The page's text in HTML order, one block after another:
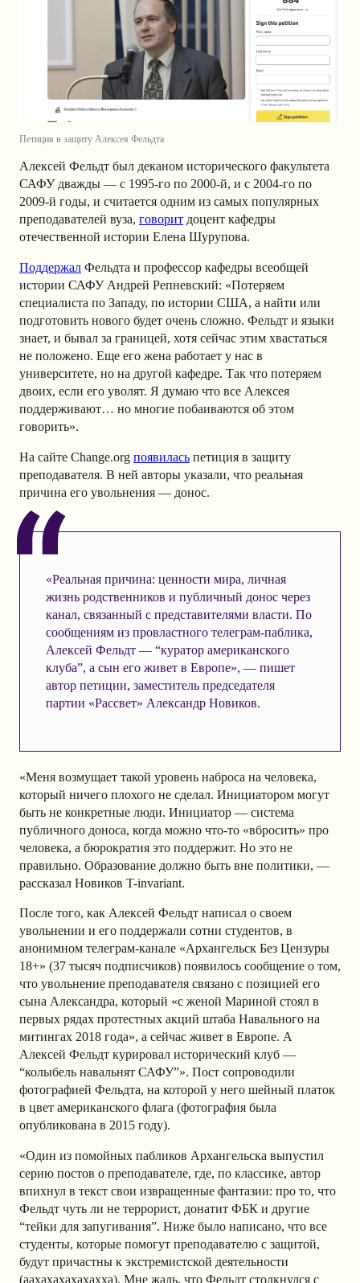
Петиция в защиту Алексея Фельдта
Алексей Фельдт был деканом исторического факультета
САФУ дважды — с 1995-го по 2000-й, и с 2004-го по
2009-й годы, и считается одним из самых популярных
преподавателей вуза, говорит доцент кафедры
отечественной истории Елена Шурупова.
Поддержал Фельдта и профессор кафедры всеобщей
истории САФУ Андрей Репневский: «Потеряем
специалиста по Западу, по истории США, а найти или
подготовить нового будет очень сложно. Фельдт и языки
знает, и бывал за границей, хотя сейчас этим хвастаться
не положено. Еще его жена работает у нас в
университете, но на другой кафедре. Так что потеряем
двоих, если его уволят. Я думаю что все Алексея
поддерживают… но многие побаиваются об этом
говорить».
На сайте Change.org появилась петиция в защиту
преподавателя. В ней авторы указали, что реальная
причина его увольнения — донос.
«Реальная причина: ценности мира, личная
жизнь родственников и публичный донос через
канал, связанный с представителями власти. По
сообщениям из провластного телеграм-паблика,
Алексей Фельдт — “куратор американского
клуба”, а сын его живет в Европе», — пишет
автор петиции, заместитель председателя
партии «Рассвет» Александр Новиков.
«Меня возмущает такой уровень наброса на человека,
который ничего плохого не сделал. Инициатором могут
быть не конкретные люди. Инициатор — система
публичного доноса, когда можно что-то «вбросить» про
человека, а бюрократия это поддержит. Но это не
правильно. Образование должно быть вне политики, —
рассказал Новиков T-invariant.
После того, как Алексей Фельдт написал о своем
увольнении и его поддержали сотни студентов, в
анонимном телеграм-канале «Архангельск Без Цензуры
18+» (37 тысяч подписчиков) появилось сообщение о том,
что увольнение преподавателя связано с позицией его
сына Александра, который «с женой Мариной стоял в
первых рядах протестных акций штаба Навального на
митингах 2018 года», а сейчас живет в Европе. А
Алексей Фельдт курировал исторический клуб —
“колыбель навальнят САФУ”». Пост сопроводили
фотографией Фельдта, на которой у него шейный платок
в цвет американского флага (фотография была
опубликована в 2015 году).
«Один из помойных пабликов Архангельска выпустил
серию постов о преподавателе, где, по классике, автор
впихнул в текст свои извращенные фантазии: про то, что
Фельдт чуть ли не террорист, донатит ФБК и другие
“тейки для запугивания”. Ниже было написано, что все
студенты, которые помогут преподавателю с защитой,
будут причастны к экстремистской деятельности
(аахахахахахахха). Мне жаль, что Фельдт столкнулся с